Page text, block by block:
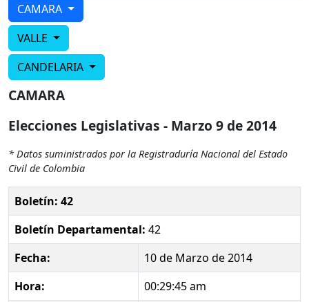
CAMARA
VALLE
CANDELARIA
CAMARA
Elecciones Legislativas - Marzo 9 de 2014
* Datos suministrados por la Registraduría Nacional del Estado
Civil de Colombia
Boletín: 42
Boletín Departamental: 42
Fecha:
10 de Marzo de 2014
Hora:
00:29:45 am